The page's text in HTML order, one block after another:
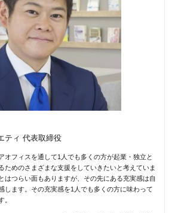
ティ 代表取締役
オフィスを通して1人でも多くの方が起業・独立と
ためのさまざまな支援をしていきたいと考えていま
はつらい面もありますが、その先にある充実感は自
します。その充実感を1人でも多くの方に味わって
。